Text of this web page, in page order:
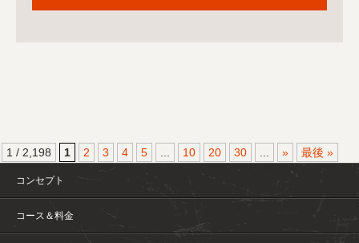
1 / 2,198 1 2 3 4 5 10 20 30 » 最後 »
コンセプト
コース＆料金